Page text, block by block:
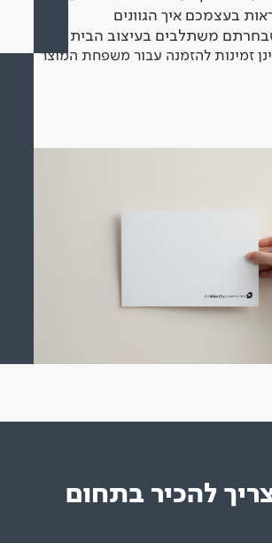
בעצמכם איך הגוונים
משתלבים בעיצוב הבית.
זמינות להזמנה עבור משפחת המוצר
להכיר בתחום